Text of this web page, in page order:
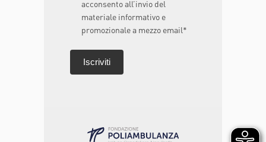
acconsento all’invio del
materiale informativo e
promozionale a mezzo email*